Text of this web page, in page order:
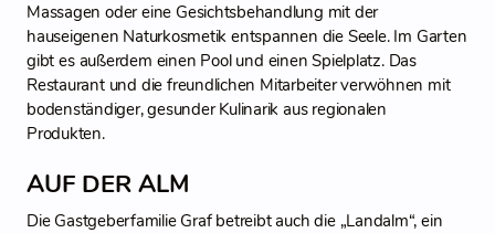
Massagen oder eine Gesichtsbehandlung mit der
hauseigenen Naturkosmetik entspannen die Seele. Im Garten
gibt es außerdem einen Pool und einen Spielplatz. Das
Restaurant und die freundlichen Mitarbeiter verwöhnen mit
bodenständiger, gesunder Kulinarik aus regionalen
Produkten.
AUF DER ALM
Die Gastgeberfamilie Graf betreibt auch die „Landalm“, ein